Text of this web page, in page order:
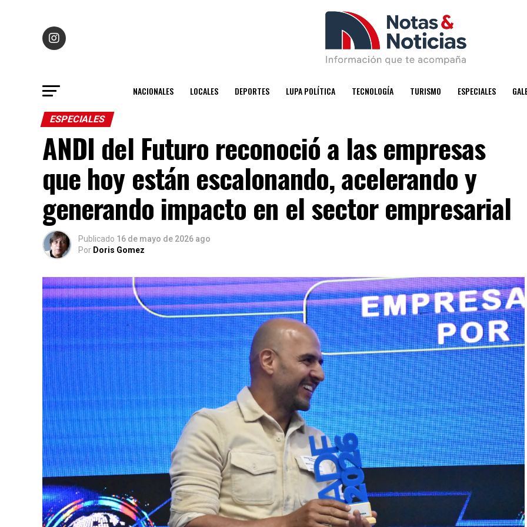
NACIONALES LOCALES DEPORTES LUPA POLÍTICA TECNOLOGÍA TURISMO ESPECIALES
ESPECIALES
ANDI del Futuro reconoció a las empresas
que hoy están escalonando, acelerando y
generando impacto en el sector empresarial
Publicado 16 de mayo de 2026 ago
Por Doris Gomez